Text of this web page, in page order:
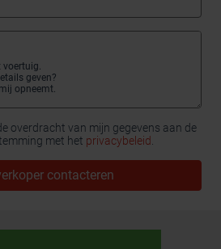
overdracht van mijn gegevens aan de
met het privacybeleid.
contacteren